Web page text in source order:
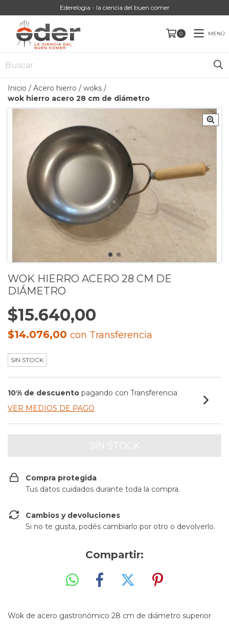
Ederelogia - la ciencia del buen comer
0 MENÚ
Inicio / Acero hierro / woks /
wok hierro acero 28 cm de diámetro
WOK HIERRO ACERO 28 CM DE
DIÁMETRO
$15.640,00
$14.076,00 con Transferencia
SIN STOCK
10% de descuento pagando con Transferencia
VER MEDIOS DE PAGO
Compra protegida
Tus datos cuidados durante toda la compra.
Cambios y devoluciones
Si no te gusta, podés cambiarlo por otro o devolverlo.
Compartir:
Wok de acero gastronómico 28 cm de diámetro superior